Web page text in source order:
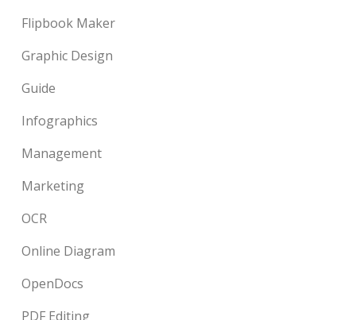
Flipbook Maker
Graphic Design
Guide
Infographics
Management
Marketing
OCR
Online Diagram
OpenDocs
PDF Editing